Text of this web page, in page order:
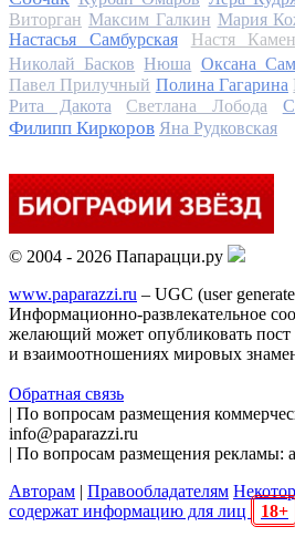
Виторган Максим Галкин Мария
Настасья Самбурская
Настя
Николай Басков Нюша Оксана
Павел Прилучный Полина Гагарина
Рита Дакота
Светлана Лобода
Филипп Киркоров Яна Рудковская
© 2004 - 2026 Папарацци.ру
www.paparazzi.ru – UGC (user
Информационно-развлекательное
желающий может опубликовать пост
и взаимоотношениях мировых
Обратная связь
| По вопросам размещения
info@paparazzi.ru
| По вопросам размещения рекламы:
Авторам | Правообладателям
содержат информацию для лиц
18+